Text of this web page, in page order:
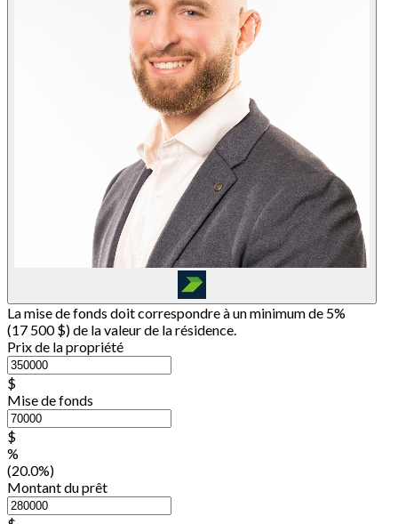
La mise de fonds doit correspondre à un minimum de 5%
(17 500 $) de la valeur de la résidence.
Prix de la propriété
$
Mise de fonds
$
%
(20.0%)
Montant du prêt